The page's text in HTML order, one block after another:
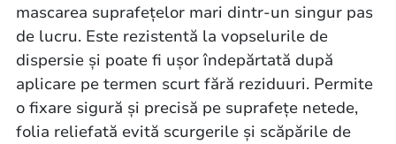
mascarea suprafeţelor mari dintr-un singur pas
de lucru. Este rezistentă la vopselurile de
dispersie şi poate fi uşor îndepărtată după
aplicare pe termen scurt fără reziduuri. Permite
o fixare sigură şi precisă pe suprafeţe netede,
folia reliefată evită scurgerile şi scăpările de